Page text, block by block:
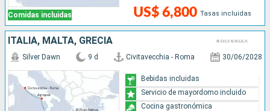
Comidas incluidas US$ 6,800 Tasas incluidas
ITALIA, MALTA, GRECIA
Silver Dawn 9 d Civitavecchia - Roma 30/06/2028
Bebidas incluidas
Servicio de mayordomo incluido
Cocina gastronómica